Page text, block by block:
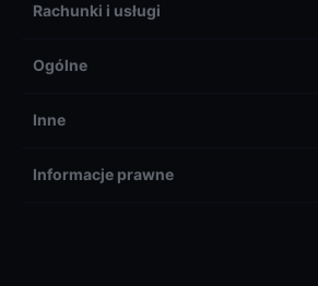
Rachunki i usługi
Ogólne
Inne
Informacje prawne